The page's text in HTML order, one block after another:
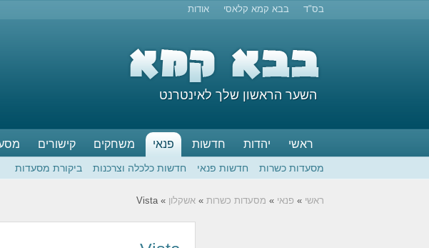
בס"ד בבא קמא קלאסי אודות
השער הראשון שלך לאינטרנט
ראשי יהדות חדשות פנאי משחקים קישורים
מסעדות כשרות חדשות פנאי חדשות כלכלה וצרכנות ביקורת מסעדות
ראשי » פנאי » מסעדות כשרות » אשקלון » Vista